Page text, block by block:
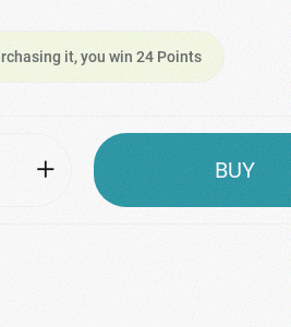
it, you win 24 Points
BUY